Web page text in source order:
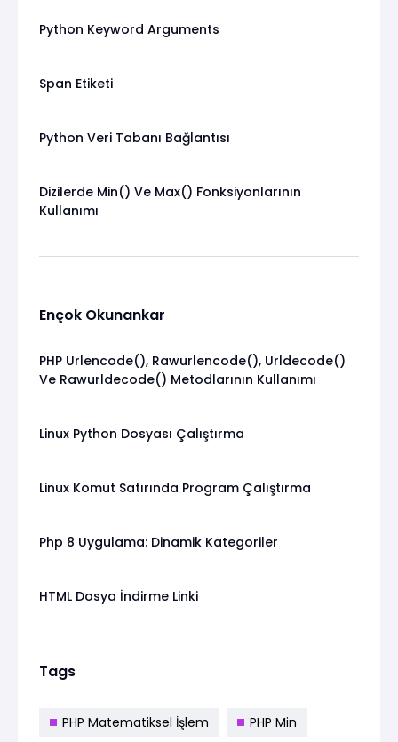
Python Keyword Arguments
Span Etiketi
Python Veri Tabanı Bağlantısı
Dizilerde Min() Ve Max() Fonksiyonlarının
Kullanımı
Ençok Okunankar
PHP Urlencode(), Rawurlencode(), Urldecode()
Ve Rawurldecode() Metodlarının Kullanımı
Linux Python Dosyası Çalıştırma
Linux Komut Satırında Program Çalıştırma
Php 8 Uygulama: Dinamik Kategoriler
HTML Dosya İndirme Linki
Tags
PHP Matematiksel İşlem PHP Min